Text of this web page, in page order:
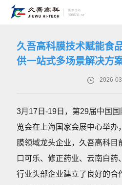
久吾高科膜技术赋能食
供一站式多场景解决方
2026-
3月17日-19日，第29届中国
览会在上海国家会展中心举办
膜领域龙头企业，久吾高科目
口可乐、修正药业、云南白药
行业头部企业建立了良好的合